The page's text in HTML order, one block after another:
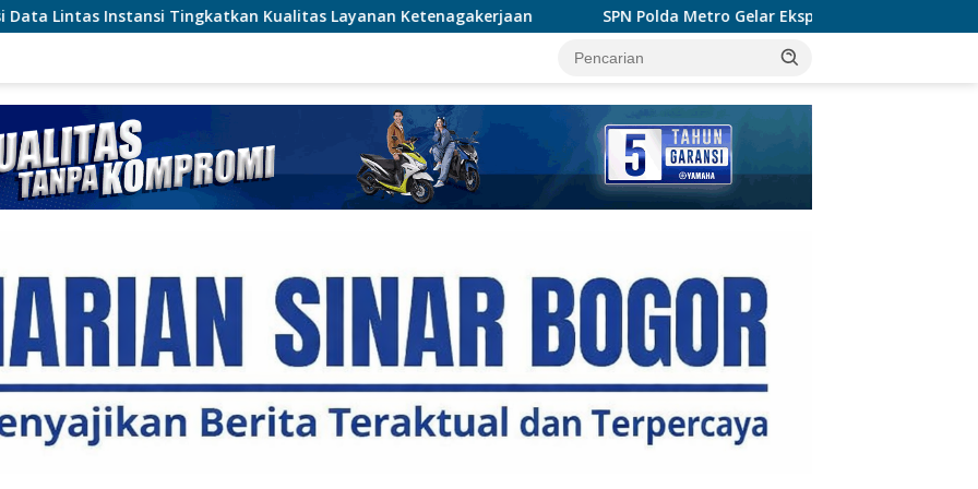
Kualitas Layanan Ketenagakerjaan SPN Polda Metro Gelar Ekspedisi Darat, Bentuk Siswa Polri Presisi dan